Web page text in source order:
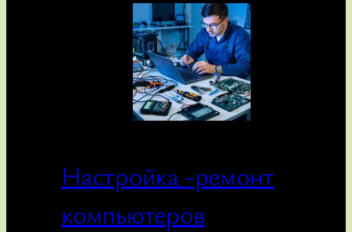
Настройка -ремонт
компьютеров